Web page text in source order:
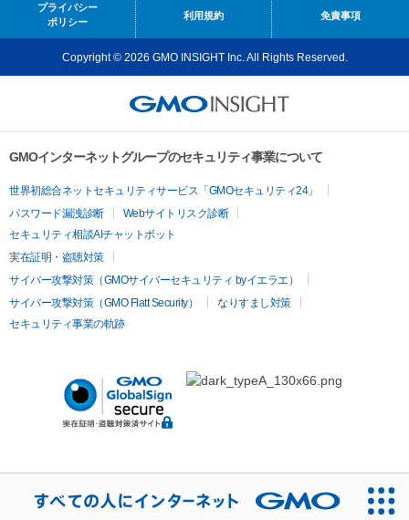
プライバシー
ポリシー
利用規約 免責事項
Copyright © 2026 GMO INSIGHT Inc. All Rights Reserved.
GMOインターネットグループのセキュリティ事業について
世界初総合ネットセキュリティサービス「GMOセキュリティ24」
パスワード漏洩診断
Webサイトリスク診断
セキュリティ相談AIチャットボット
実在証明・盗聴対策
サイバー攻撃対策（GMOサイバーセキュリティ byイエラエ）
サイバー攻撃対策（GMO Flatt Security）
なりすまし対策
セキュリティ事業の軌跡